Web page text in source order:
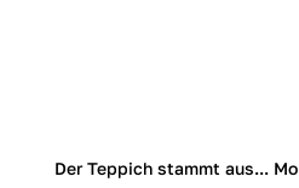
Der Teppich stammt aus...